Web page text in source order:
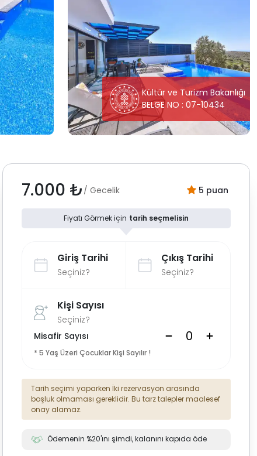
Kültür ve Turizm Bakanlığı
BELGE NO : 07-10434
7.000 ₺ / Gecelik 5 puan
Fiyatı Görmek için tarih seçmelisin
Giriş Tarihi
Seçiniz?
Çıkış Tarihi
Seçiniz?
Kişi Sayısı
Seçiniz?
Misafir Sayısı
* 5 Yaş Üzeri Çocuklar Kişi Sayılır !
Tarih seçimi yaparken İki rezervasyon arasında
boşluk olmaması gereklidir. Bu tarz talepler maalesef
onay alamaz.
Ödemenin %20'ını şimdi, kalanını kapıda öde